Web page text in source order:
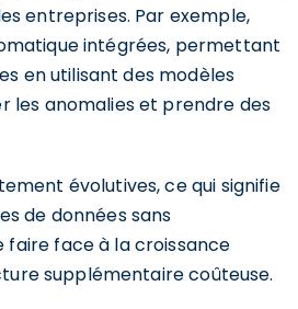
entreprises. Par exemple,
intégrées, permettant
en utilisant des modèles
les anomalies et prendre des
évolutives, ce qui signifie
de données sans
face à la croissance
supplémentaire coûteuse.